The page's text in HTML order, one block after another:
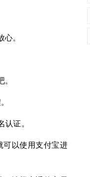
。
证。
可以使用支付宝进